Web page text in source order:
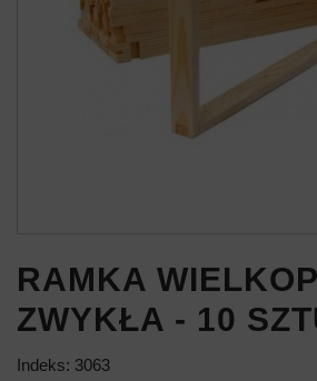
RAMKA
ZWYKŁA - 10
Indeks: 3063